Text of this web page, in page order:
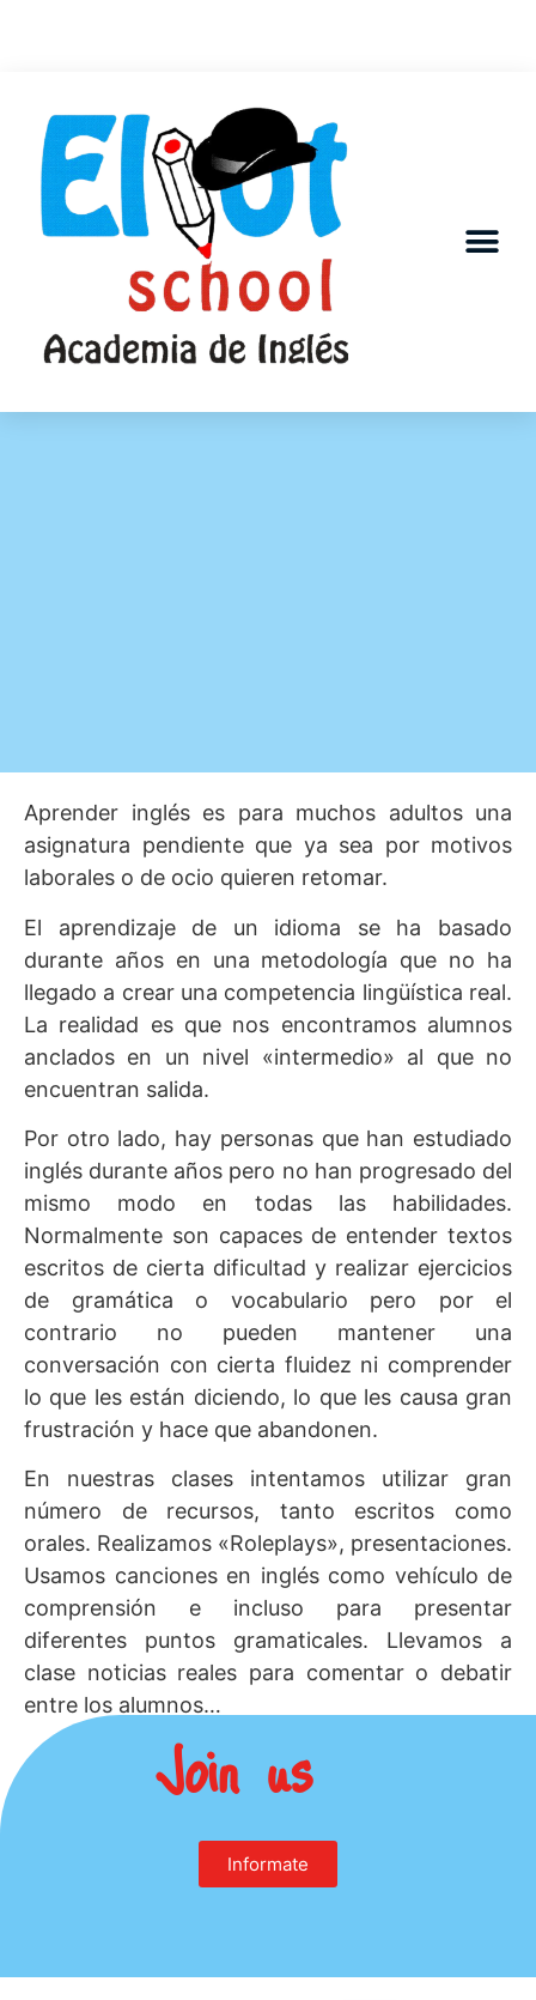
Aprender inglés es para muchos adultos una
asignatura pendiente que ya sea por motivos
laborales o de ocio quieren retomar.
El aprendizaje de un idioma se ha basado
durante años en una metodología que no ha
llegado a crear una competencia lingüística real.
La realidad es que nos encontramos alumnos
anclados en un nivel «intermedio» al que no
encuentran salida.
Por otro lado, hay personas que han estudiado
inglés durante años pero no han progresado del
mismo modo en todas las habilidades.
Normalmente son capaces de entender textos
escritos de cierta dificultad y realizar ejercicios
de gramática o vocabulario pero por el
contrario no pueden mantener una
conversación con cierta fluidez ni comprender
lo que les están diciendo, lo que les causa gran
frustración y hace que abandonen.
En nuestras clases intentamos utilizar gran
número de recursos, tanto escritos como
orales. Realizamos «Roleplays», presentaciones.
Usamos canciones en inglés como vehículo de
comprensión e incluso para presentar
diferentes puntos gramaticales. Llevamos a
clase noticias reales para comentar o debatir
entre los alumnos…
Join us
Informate